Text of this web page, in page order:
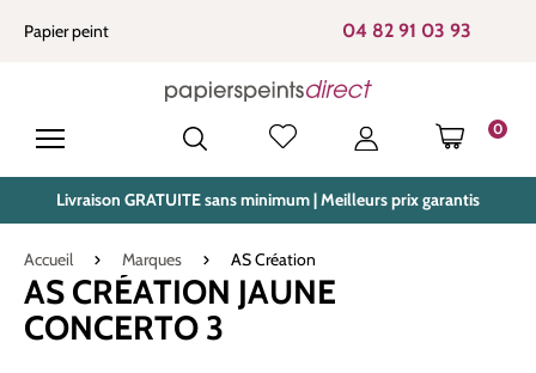
principal
Papier peint 04 82 91 03 93
0
LE
Livraison GRATUITE sans minimum | Meilleurs prix garantis
Accueil Marques AS Création
AS CRÉATION JAUNE
CONCERTO 3